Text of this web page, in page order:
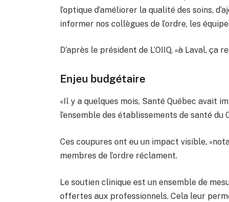
l’optique d’améliorer la qualité des soins,
informer nos collègues de l’ordre, les
D’après le président de L’OIIQ, «à Laval,
Enjeu budgétaire
«Il y a quelques mois, Santé Québec avait
l’ensemble des établissements de santé du
Ces coupures ont eu un impact visible,
membres de l’ordre réclament.
Le soutien clinique est un ensemble de
offertes aux professionnels. Cela leur